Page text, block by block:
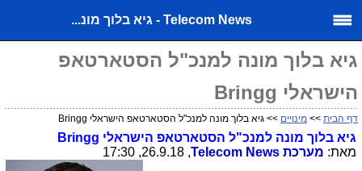
Telecom News - גיא בלוך מונ...
גיא בלוך מונה למנכ"ל הסטארטאפ
הישראלי Bringg
דף הבית >> מינויים >> גיא בלוך מונה למנכ"ל הסטארטאפ הישראלי Bringg
גיא בלוך מונה למנכ"ל הסטארטאפ הישראלי Bringg
מאת: מערכת Telecom News
, 26.9.18, 17:30